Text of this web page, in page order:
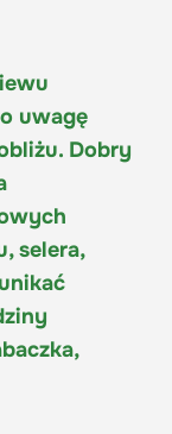
uwagę
Dobry
selera,